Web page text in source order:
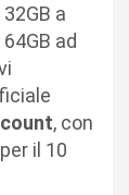
a
ad
, con
il 10